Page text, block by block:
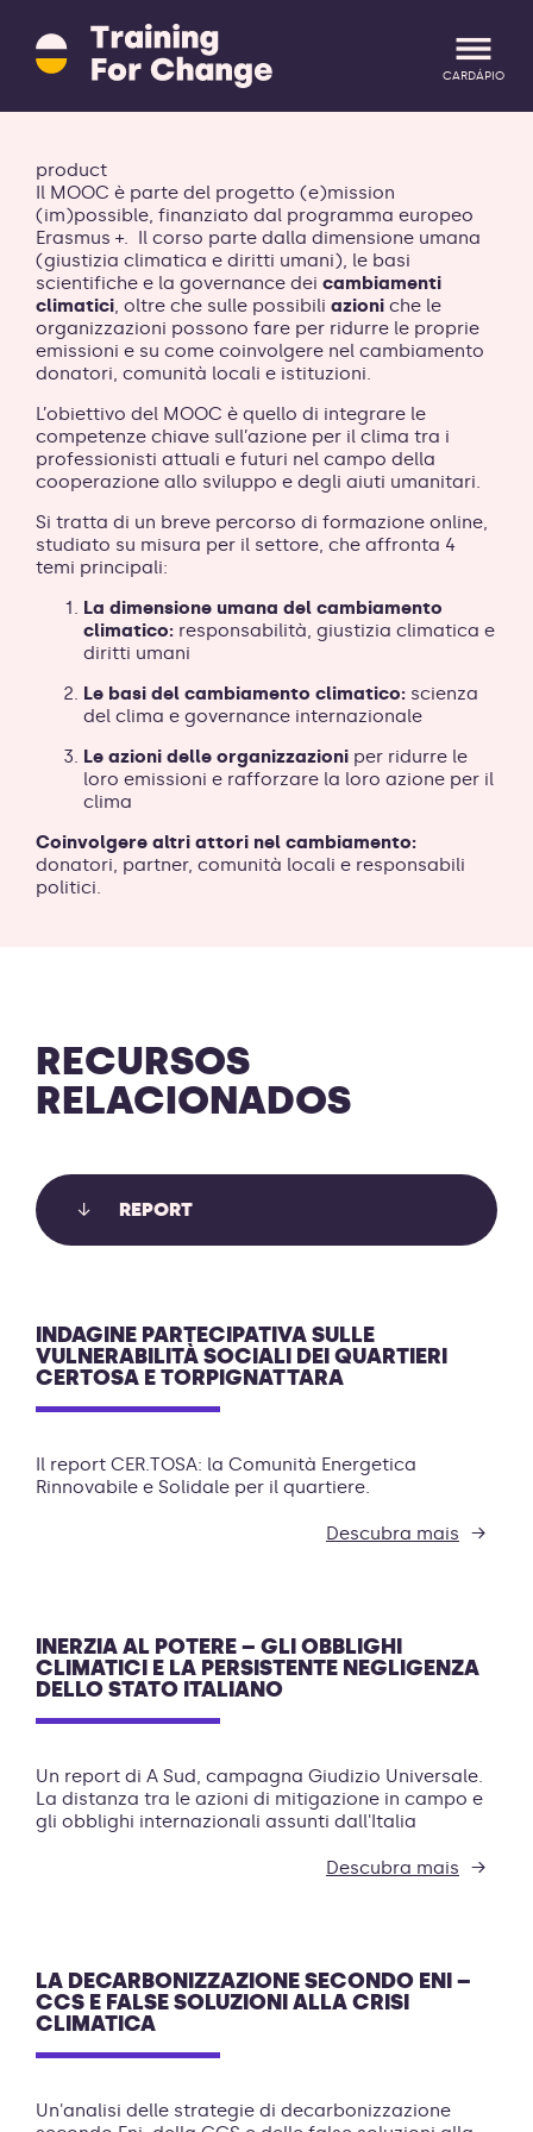
Training
for
Change
a
página
inicial
CARDÁPIO
product
Il MOOC è parte del progetto (e)mission
(im)possible, finanziato dal programma europeo
Erasmus +. Il corso parte dalla dimensione umana
(giustizia climatica e diritti umani), le basi
scientifiche e la governance dei cambiamenti
climatici, oltre che sulle possibili azioni che le
organizzazioni possono fare per ridurre le proprie
emissioni e su come coinvolgere nel cambiamento
donatori, comunità locali e istituzioni.
L’obiettivo del MOOC è quello di integrare le
competenze chiave sull’azione per il clima tra i
professionisti attuali e futuri nel campo della
cooperazione allo sviluppo e degli aiuti umanitari.
Si tratta di un breve percorso di formazione online,
studiato su misura per il settore, che affronta 4
temi principali:
La dimensione umana del cambiamento
climatico: responsabilità, giustizia climatica e
diritti umani
Le basi del cambiamento climatico: scienza
del clima e governance internazionale
Le azioni delle organizzazioni per ridurre le
loro emissioni e rafforzare la loro azione per il
clima
Coinvolgere altri attori nel cambiamento:
donatori, partner, comunità locali e responsabili
politici.
RECURSOS
RELACIONADOS
REPORT
INDAGINE PARTECIPATIVA SULLE
VULNERABILITÀ SOCIALI DEI QUARTIERI
CERTOSA E TORPIGNATTARA
Il report CER.TOSA: la Comunità Energetica
Rinnovabile e Solidale per il quartiere.
Descubra mais
INERZIA AL POTERE – GLI OBBLIGHI
CLIMATICI E LA PERSISTENTE NEGLIGENZA
DELLO STATO ITALIANO
Un report di A Sud, campagna Giudizio Universale.
La distanza tra le azioni di mitigazione in campo e
gli obblighi internazionali assunti dall'Italia
Descubra mais
LA DECARBONIZZAZIONE SECONDO ENI –
CCS E FALSE SOLUZIONI ALLA CRISI
CLIMATICA
Un'analisi delle strategie di decarbonizzazione